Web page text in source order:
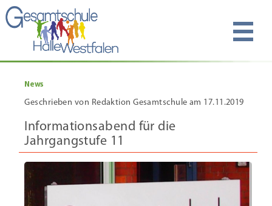
News
Geschrieben von Redaktion Gesamtschule am 17.11.2019
Informationsabend für die
Jahrgangstufe 11